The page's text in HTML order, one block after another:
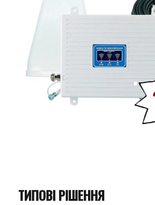
ТИПОВІ РІШЕННЯ